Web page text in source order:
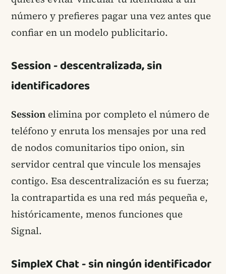
número y prefieres pagar una vez antes que
confiar en un modelo publicitario.
Session - descentralizada, sin
identificadores
Session elimina por completo el número de
teléfono y enruta los mensajes por una red
de nodos comunitarios tipo onion, sin
servidor central que vincule los mensajes
contigo. Esa descentralización es su fuerza;
la contrapartida es una red más pequeña e,
históricamente, menos funciones que
Signal.
SimpleX Chat - sin ningún identificador